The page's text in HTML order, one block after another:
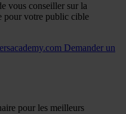
vous conseiller sur la
pour votre public cible
Demander un
pour les meilleurs